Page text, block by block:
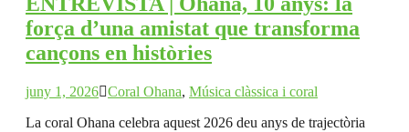
força d’una amistat que transforma
cançons en històries
juny 1, 2026 Coral Ohana, Música clàssica i coral
La coral Ohana celebra aquest 2026 deu anys de trajectòria